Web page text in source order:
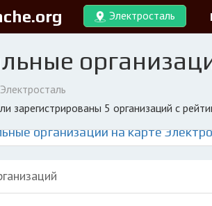
Электросталь
Электросталь
зарегистрированы 5 организаций с
организации на карте